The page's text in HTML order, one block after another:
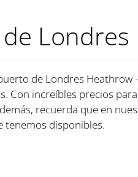
Londres
de Londres
Con increíbles precios
recuerda que en
tenemos disponibles.